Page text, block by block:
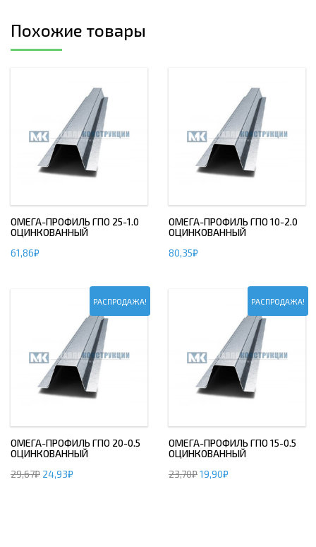
Похожие товары
ОМЕГА-ПРОФИЛЬ ГПО 25-1.0
ОЦИНКОВАННЫЙ
61,86₽
ОМЕГА-ПРОФИЛЬ ГПО 10-2.0
ОЦИНКОВАННЫЙ
80,35₽
РАСПРОДАЖА!
ОМЕГА-ПРОФИЛЬ ГПО 20-0.5
ОЦИНКОВАННЫЙ
29,67₽ 24,93₽
РАСПРОДАЖА!
ОМЕГА-ПРОФИЛЬ ГПО 15-0.5
ОЦИНКОВАННЫЙ
23,70₽19,90₽